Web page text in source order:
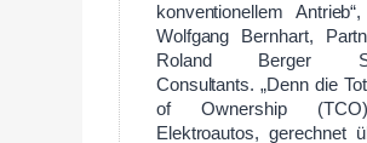
konventionellem
Wolfgang Bernhart,
Roland Berger
Consultants. „Denn die
of Ownership
Elektroautos, gerechnet